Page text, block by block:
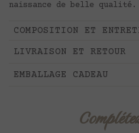
naissance de belle qualité.
COMPOSITION ET
LIVRAISON ET RETOUR
EMBALLAGE CADEAU